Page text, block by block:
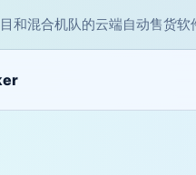
和混合机队的云端自动售货软